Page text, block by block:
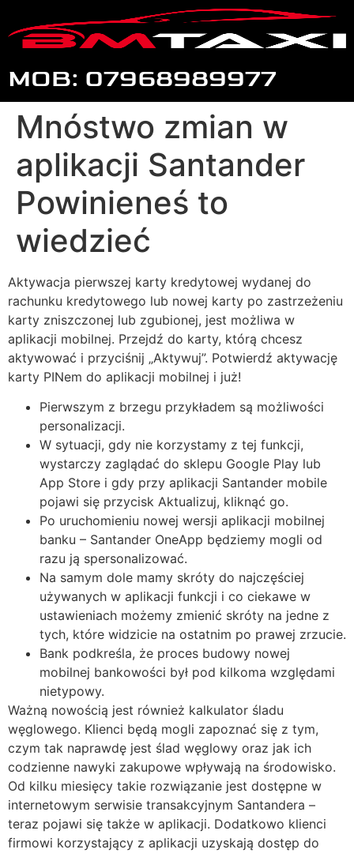
MOB: 07968989977
Mnóstwo zmian w
aplikacji Santander
Powinieneś to
wiedzieć
Aktywacja pierwszej karty kredytowej wydanej do
rachunku kredytowego lub nowej karty po zastrzeżeniu
karty zniszczonej lub zgubionej, jest możliwa w
aplikacji mobilnej. Przejdź do karty, którą chcesz
aktywować i przyciśnij „Aktywuj”. Potwierdź aktywację
karty PINem do aplikacji mobilnej i już!
Pierwszym z brzegu przykładem są możliwości
personalizacji.
W sytuacji, gdy nie korzystamy z tej funkcji,
wystarczy zaglądać do sklepu Google Play lub
App Store i gdy przy aplikacji Santander mobile
pojawi się przycisk Aktualizuj, kliknąć go.
Po uruchomieniu nowej wersji aplikacji mobilnej
banku – Santander OneApp będziemy mogli od
razu ją spersonalizować.
Na samym dole mamy skróty do najczęściej
używanych w aplikacji funkcji i co ciekawe w
ustawieniach możemy zmienić skróty na jedne z
tych, które widzicie na ostatnim po prawej zrzucie.
Bank podkreśla, że proces budowy nowej
mobilnej bankowości był pod kilkoma względami
nietypowy.
Ważną nowością jest również kalkulator śladu
węglowego. Klienci będą mogli zapoznać się z tym,
czym tak naprawdę jest ślad węglowy oraz jak ich
codzienne nawyki zakupowe wpływają na środowisko.
Od kilku miesięcy takie rozwiązanie jest dostępne w
internetowym serwisie transakcyjnym Santandera –
teraz pojawi się także w aplikacji. Dodatkowo klienci
firmowi korzystający z aplikacji uzyskają dostęp do